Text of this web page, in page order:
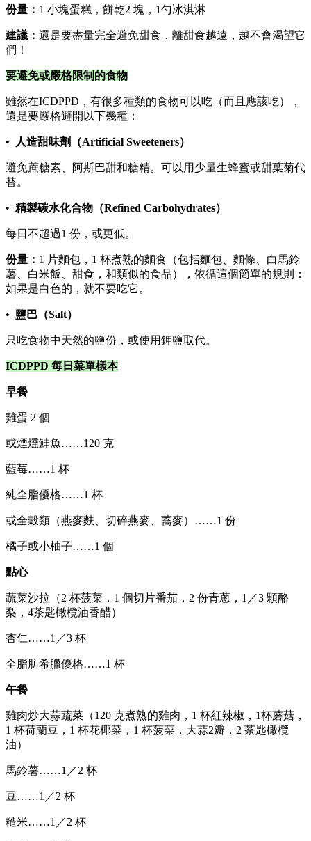
份量： 1 小塊蛋糕，餅乾2 塊，1勺冰淇淋
建議： 還是要盡量完全避免甜食，離甜食越遠，越不會渴望它
們！
要避免或嚴格限制的食物
雖然在ICDPPD，有很多種類的食物可以吃（而且應該吃），
還是要嚴格避開以下幾種：
• 人造甜味劑（Artificial Sweeteners）
避免蔗糖素、阿斯巴甜和糖精。可以用少量生蜂蜜或甜葉菊代
替。
• 精製碳水化合物（Refined Carbohydrates）
每日不超過1 份，或更低。
份量： 1 片麵包，1 杯煮熟的麵食（包括麵包、麵條、白馬鈴
薯、白米飯、甜食，和類似的食品），依循這個簡單的規則：
如果是白色的，就不要吃它。
• 鹽巴（Salt）
只吃食物中天然的鹽份，或使用鉀鹽取代。
ICDPPD 每日菜單樣本
早餐
雞蛋 2 個
或煙燻鮭魚……120 克
藍莓……1 杯
純全脂優格……1 杯
或全穀類（燕麥麩、切碎燕麥、蕎麥）……1 份
橘子或小柚子……1 個
點心
蔬菜沙拉（2 杯菠菜，1 個切片番茄，2 份青蔥，1／3 顆酪
梨，4茶匙橄欖油香醋）
杏仁……1／3 杯
全脂肪希臘優格……1 杯
午餐
雞肉炒大蒜蔬菜（120 克煮熟的雞肉，1 杯紅辣椒，1杯蘑菇，
1 杯荷蘭豆，1 杯花椰菜，1 杯菠菜，大蒜2瓣，2 茶匙橄欖
油）
馬鈴薯……1／2 杯
豆……1／2 杯
糙米……1／2 杯